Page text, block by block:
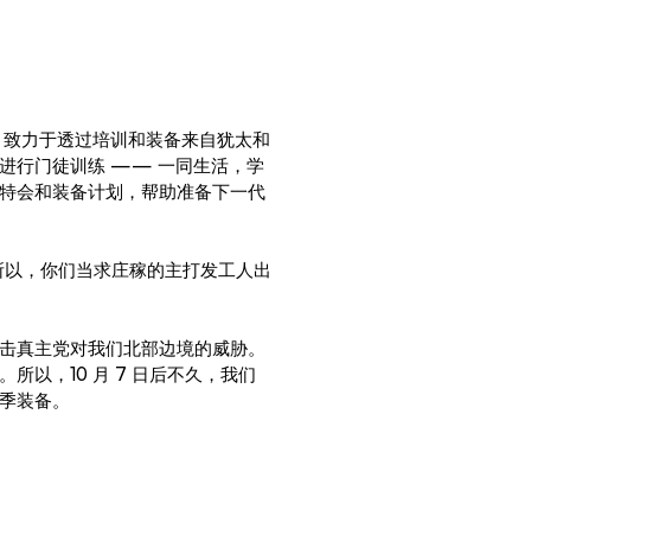
力于透过培训和装备来自犹太和
进行门徒训练 —— 一同生活，学
会和装备计划，帮助准备下一代
，你们当求庄稼的主打发工人出
主党对我们北部边境的威胁。
所以，10 月 7 日后不久，我们
装备。